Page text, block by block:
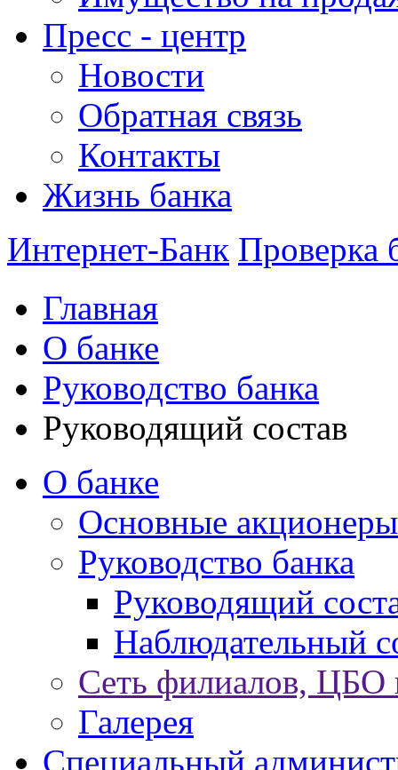
Пресс - центр
Новости
Обратная связь
Контакты
Жизнь банка
Интернет-Банк Проверка
Главная
О банке
Руководство банка
Руководящий состав
О банке
Основные акционеры
Руководство банка
Руководящий
Наблюдательный
Сеть филиалов,
Галерея
Специальный